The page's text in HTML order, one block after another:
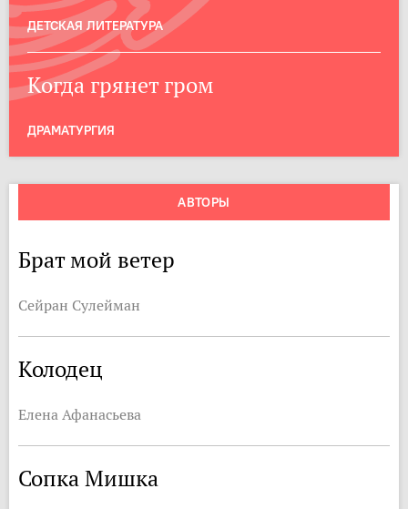
ДЕТСКАЯ ЛИТЕРАТУРА
Когда грянет гром
ДРАМАТУРГИЯ
АВТОРЫ
Брат мой ветер
Сейран Сулейман
Колодец
Елена Афанасьева
Сопка Мишка